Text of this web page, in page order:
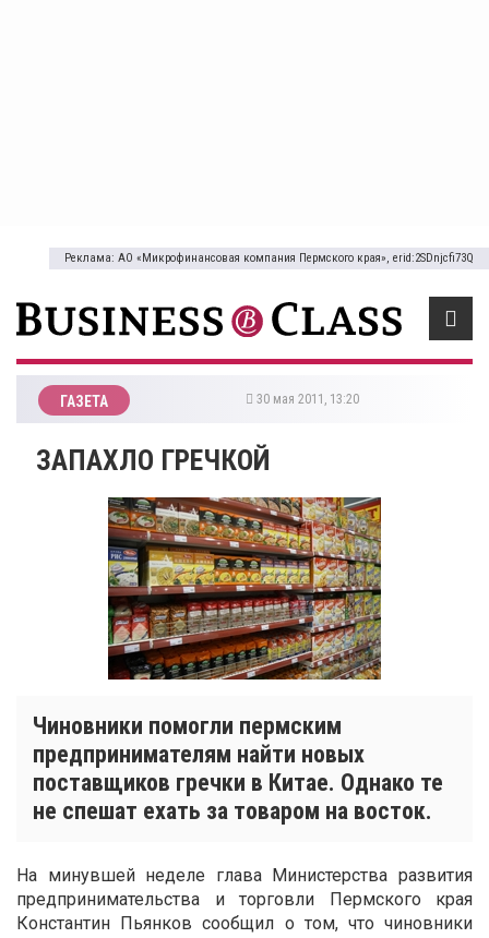
Реклама: АО «Микрофинансовая компания Пермского края», erid:2SDnjcfi73Q
ГАЗЕТА 30 мая 2011, 13:20
ЗАПАХЛО ГРЕЧКОЙ
Чиновники помогли пермским
предпринимателям найти новых
поставщиков гречки в Китае. Однако те
не спешат ехать за товаром на восток.
На минувшей неделе глава Министерства развития
предпринимательства и торговли Пермского края
Константин Пьянков сообщил о том, что чиновники